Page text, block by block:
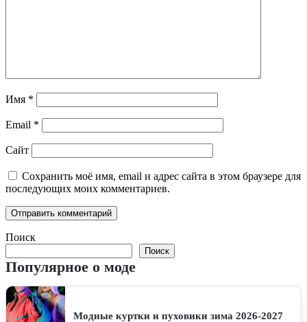
Имя *
Email *
Сайт
Сохранить моё имя, email и адрес сайта в этом браузере для
последующих моих комментариев.
Поиск
Поиск
Популярное о моде
Модные куртки и пуховики зима 2026-2027